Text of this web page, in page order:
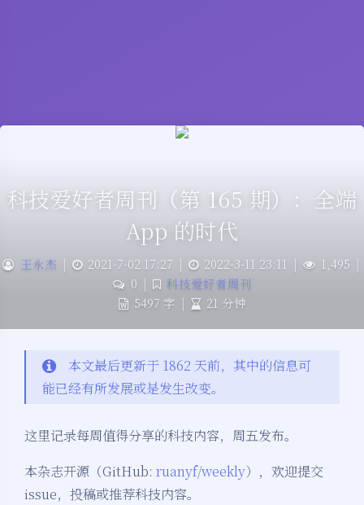
科技爱好者周刊（第 165 期）：全端
App 的时代
王永杰 | 2021-7-02 17:27 | 2022-3-11 23:11 | 1,495 |
0 |
科技爱好者周刊
5497 字 | 21 分钟
本文最后更新于 1862 天前，其中的信息可
能已经有所发展或是发生改变。
这里记录每周值得分享的科技内容，周五发布。
本杂志开源（GitHub: ruanyf/weekly），欢迎提交
issue，投稿或推荐科技内容。